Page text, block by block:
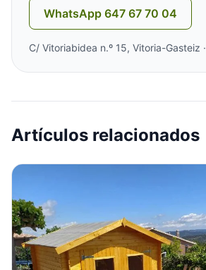
WhatsApp 647 67 70 04
C/ Vitoriabidea n.º 15, Vitoria-Gasteiz ·
Artículos relacionados